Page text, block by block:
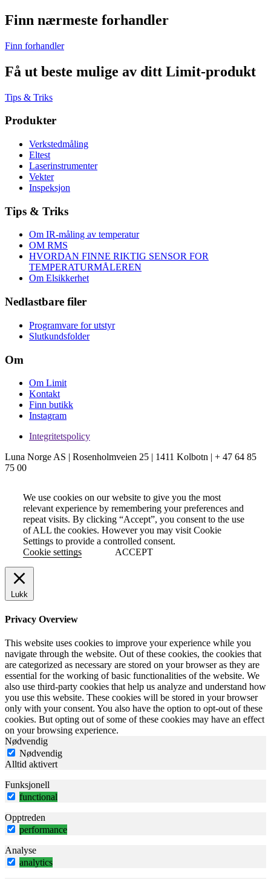
Finn nærmeste forhandler
Finn forhandler
Få ut beste mulige av ditt Limit-produkt
Tips & Triks
Produkter
Verkstedmåling
Eltest
Laserinstrumenter
Vekter
Inspeksjon
Tips & Triks
Om IR-måling av temperatur
OM RMS
HVORDAN FINNE RIKTIG SENSOR FOR
TEMPERATURMÅLEREN
Om Elsikkerhet
Nedlastbare filer
Programvare for utstyr
Slutkundsfolder
Om
Om Limit
Kontakt
Finn butikk
Instagram
Integritetspolicy
Luna Norge AS | Rosenholmveien 25 | 1411 Kolbotn | + 47 64 85
75 00
We use cookies on our website to give you the most
relevant experience by remembering your preferences and
repeat visits. By clicking “Accept”, you consent to the use
of ALL the cookies. However you may visit Cookie
Settings to provide a controlled consent.
Cookie settings
ACCEPT
Lukk
Privacy Overview
This website uses cookies to improve your experience while you
navigate through the website. Out of these cookies, the cookies that
are categorized as necessary are stored on your browser as they are
essential for the working of basic functionalities of the website. We
also use third-party cookies that help us analyze and understand how
you use this website. These cookies will be stored in your browser
only with your consent. You also have the option to opt-out of these
cookies. But opting out of some of these cookies may have an effect
on your browsing experience.
Nødvendig
Nødvendig
Alltid aktivert
Funksjonell
functional
Opptreden
performance
Analyse
analytics